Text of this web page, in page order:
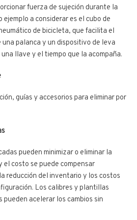
fuerza de sujeción durante la
a considerar es el cubo de
de bicicleta, que facilita el
una palanca y un dispositivo de leva
llave y el tiempo que la acompaña.
guías y accesorios para eliminar por
pueden minimizar o eliminar la
el costo se puede compensar
reducción del inventario y los costos
Los calibres y plantillas
acelerar los cambios sin